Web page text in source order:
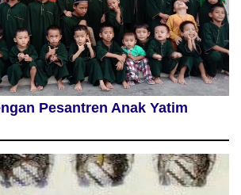
Pesantren Anak Yatim